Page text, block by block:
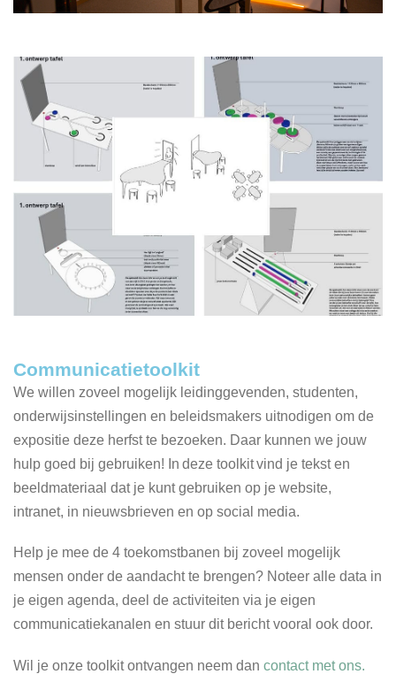
Communicatietoolkit
We willen zoveel mogelijk leidinggevenden, studenten,
onderwijsinstellingen en beleidsmakers uitnodigen om de
expositie deze herfst te bezoeken. Daar kunnen we jouw
hulp goed bij gebruiken! In deze toolkit vind je tekst en
beeldmateriaal dat je kunt gebruiken op je website,
intranet, in nieuwsbrieven en op social media.
Help je mee de 4 toekomstbanen bij zoveel mogelijk
mensen onder de aandacht te brengen? Noteer alle data in
je eigen agenda, deel de activiteiten via je eigen
communicatiekanalen en stuur dit bericht vooral ook door.
Wil je onze toolkit ontvangen neem dan contact met ons.